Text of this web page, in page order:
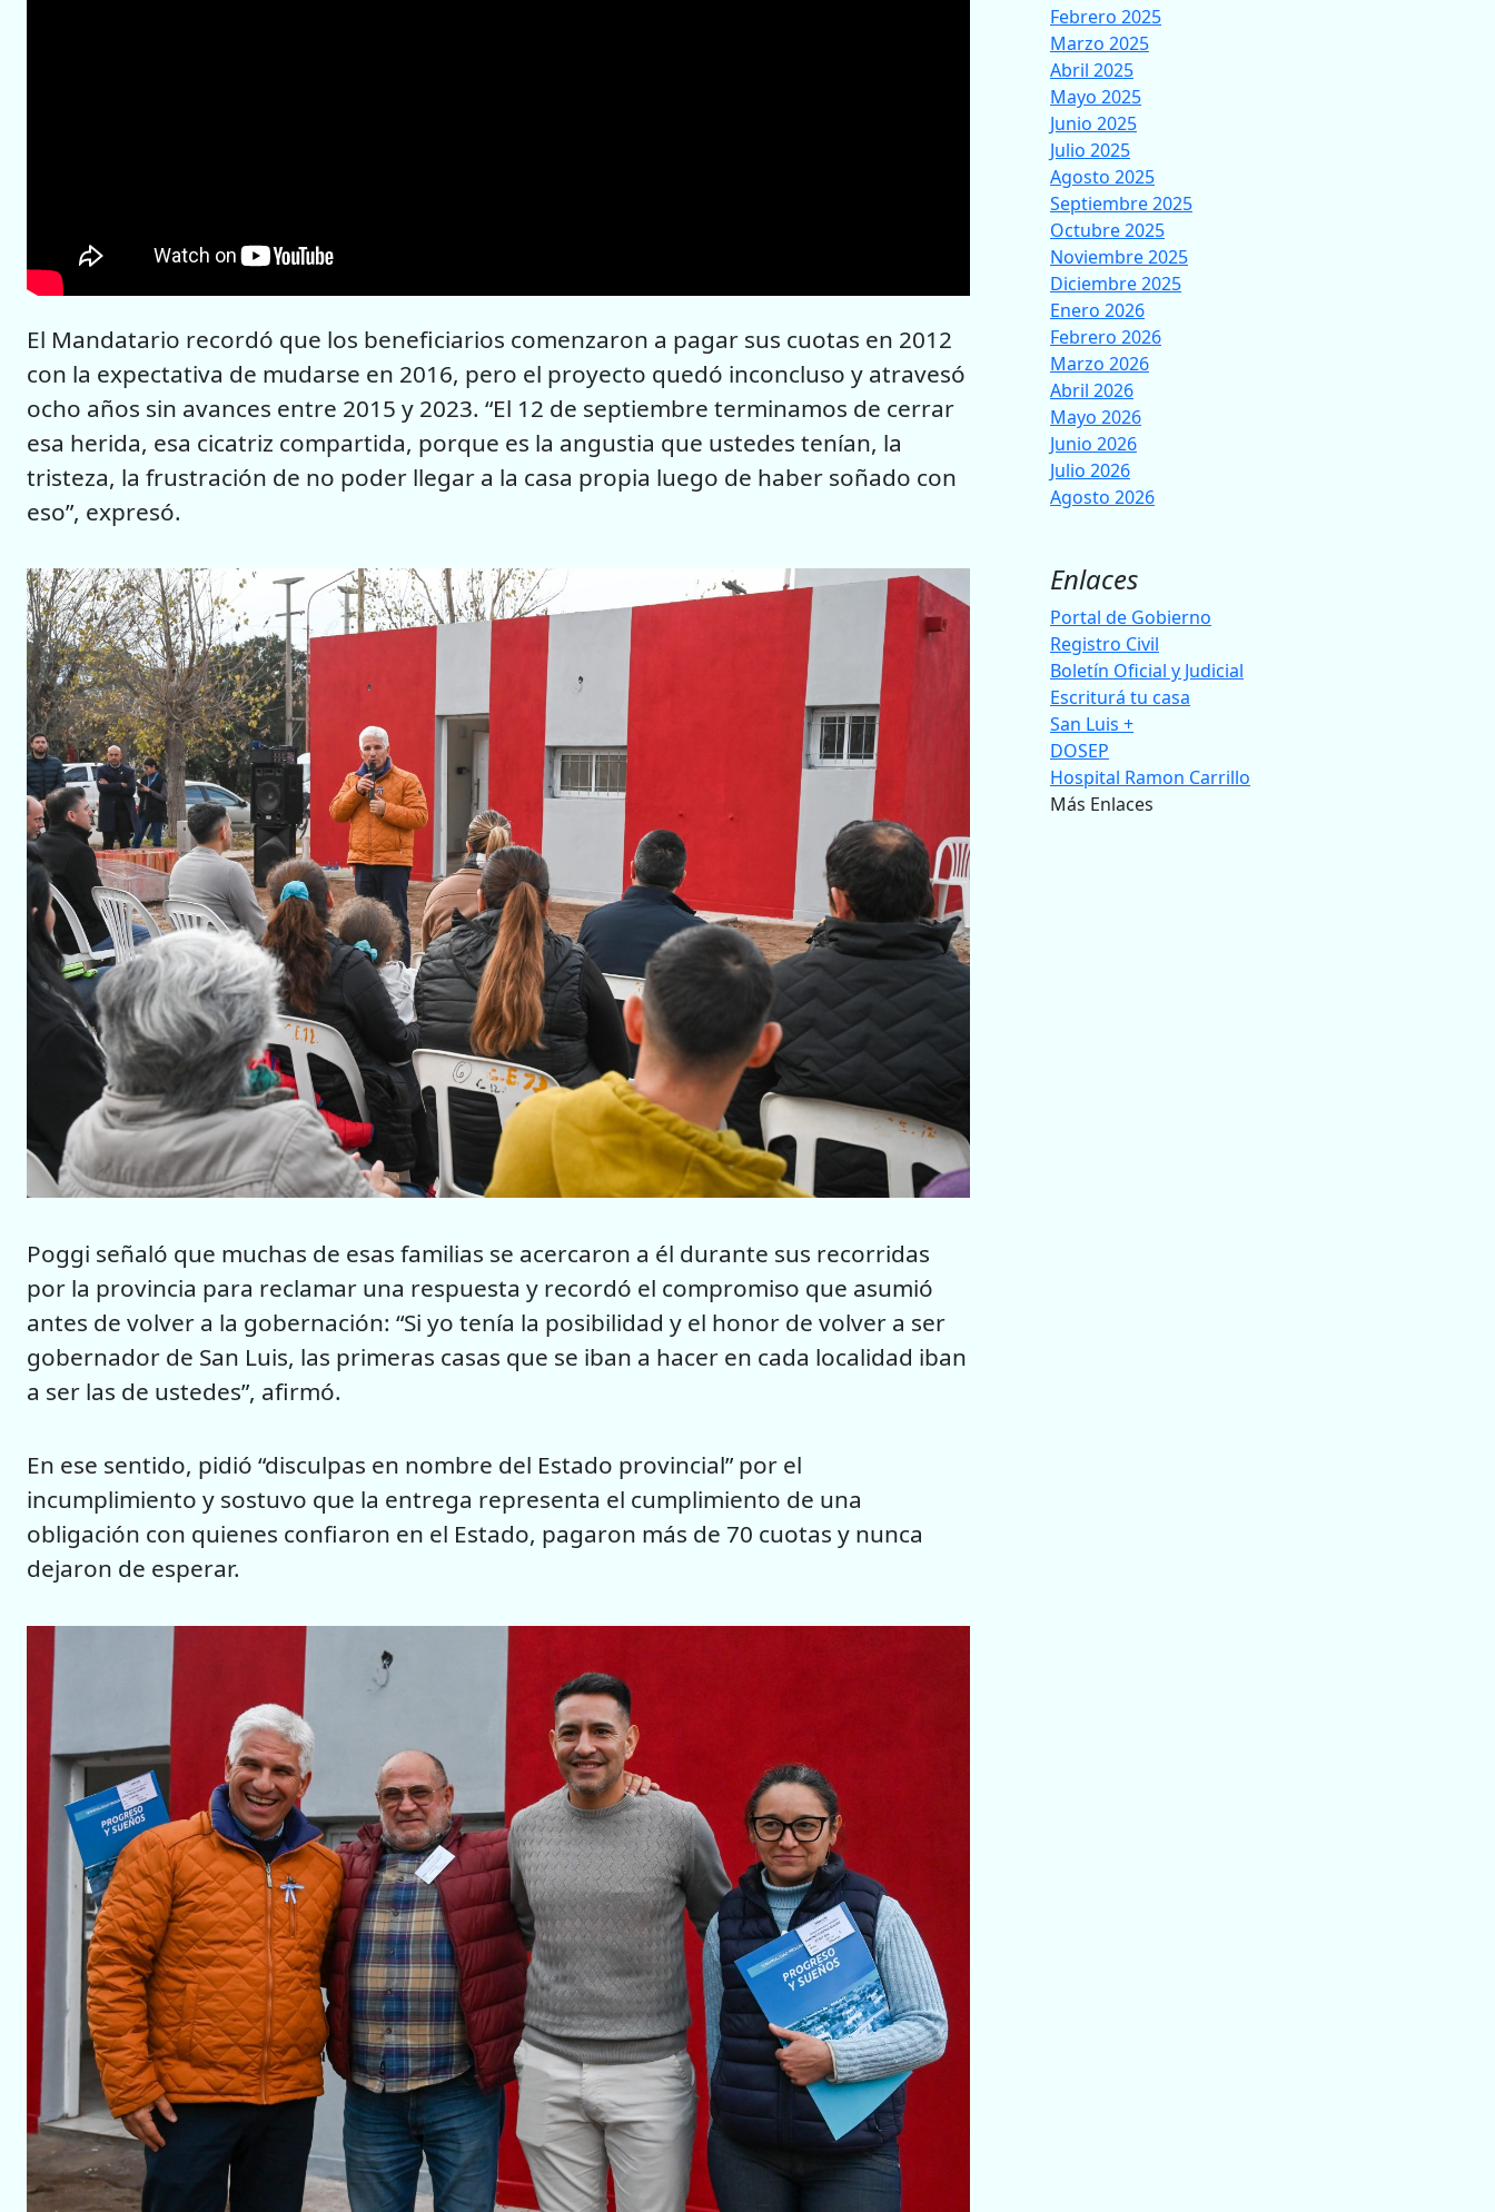
El Mandatario recordó que los beneficiarios comenzaron a pagar sus cuotas en 2012
con la expectativa de mudarse en 2016, pero el proyecto quedó inconcluso y atravesó
ocho años sin avances entre 2015 y 2023. “El 12 de septiembre terminamos de cerrar
esa herida, esa cicatriz compartida, porque es la angustia que ustedes tenían, la
tristeza, la frustración de no poder llegar a la casa propia luego de haber soñado con
eso”, expresó.
Poggi señaló que muchas de esas familias se acercaron a él durante sus recorridas
por la provincia para reclamar una respuesta y recordó el compromiso que asumió
antes de volver a la gobernación: “Si yo tenía la posibilidad y el honor de volver a ser
gobernador de San Luis, las primeras casas que se iban a hacer en cada localidad iban
a ser las de ustedes”, afirmó.
En ese sentido, pidió “disculpas en nombre del Estado provincial” por el
incumplimiento y sostuvo que la entrega representa el cumplimiento de una
obligación con quienes confiaron en el Estado, pagaron más de 70 cuotas y nunca
dejaron de esperar.
Febrero 2025
Marzo 2025
Abril 2025
Mayo 2025
Junio 2025
Julio 2025
Agosto 2025
Septiembre 2025
Octubre 2025
Noviembre 2025
Diciembre 2025
Enero 2026
Febrero 2026
Marzo 2026
Abril 2026
Mayo 2026
Junio 2026
Julio 2026
Agosto 2026
Enlaces
Portal de Gobierno
Registro Civil
Boletín Oficial y Judicial
Escriturá tu casa
San Luis +
DOSEP
Hospital Ramon Carrillo
Más Enlaces